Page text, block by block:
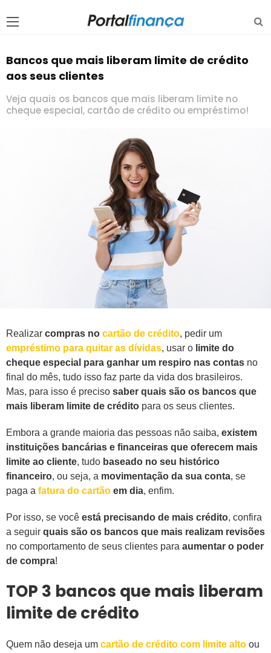
Bancos que mais liberam limite de crédito
aos seus clientes
Veja quais os bancos que mais liberam limite no
cheque especial, cartão de crédito ou empréstimo!
Realizar compras no cartão de crédito, pedir um
empréstimo para quitar as dívidas, usar o limite do
cheque especial para ganhar um respiro nas contas no
final do mês, tudo isso faz parte da vida dos brasileiros.
Mas, para isso é preciso saber quais são os bancos que
mais liberam limite de crédito para os seus clientes.
Embora a grande maioria das pessoas não saiba, existem
instituições bancárias e financeiras que oferecem mais
limite ao cliente, tudo baseado no seu histórico
financeiro, ou seja, a movimentação da sua conta, se
paga a fatura do cartão em dia, enfim.
Por isso, se você está precisando de mais crédito, confira
a seguir quais são os bancos que mais realizam revisões
no comportamento de seus clientes para aumentar o poder
de compra!
TOP 3 bancos que mais liberam
limite de crédito
Quem não deseja um cartão de crédito com limite alto ou